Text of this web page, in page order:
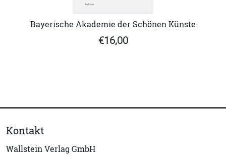
Bayerische Akademie der Schönen Künste
€16,00
Kontakt
Wallstein Verlag GmbH